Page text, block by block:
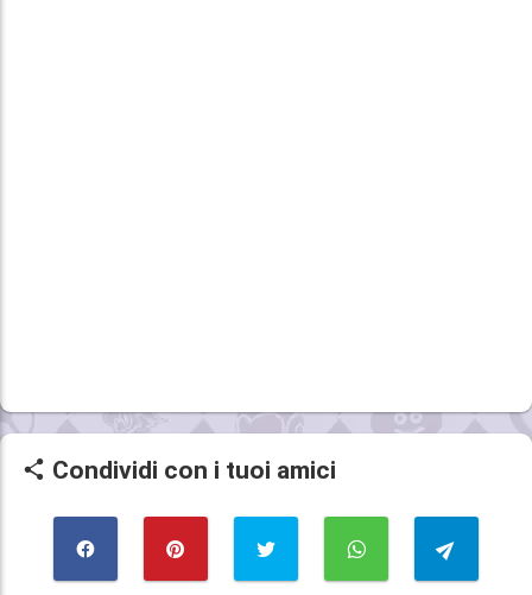
Condividi con i tuoi amici